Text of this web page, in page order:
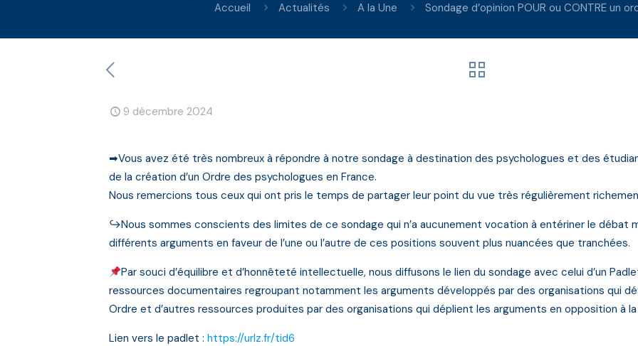
Accueil Actualités A la Une Sondage d’opinion POUR ou CONTRE un
9 décembre 2024
➡Vous avez été très nombreux à répondre à notre sondage à destination des psychologues et des
de la création d’un Ordre des psychologues en France.
Nous remercions tous ceux qui ont pris le temps de partager leur point du vue très régulièrement
↪Nous sommes conscients des limites de ce sondage qui n’a aucunement vocation à entériner le débat
différents arguments en faveur de l’une ou l’autre de ces positions souvent plus nuancées que tranchées.
Par souci d’équilibre et d’honnêteté intellectuelle, nous diffusons le lien du sondage avec celui d’un
ressources documentaires regroupant notamment les arguments développés par des organisations qui
Ordre et d’autres ressources produites par des organisations qui déplient les arguments en opposition à la
Lien vers le padlet : https://urlz.fr/tid6